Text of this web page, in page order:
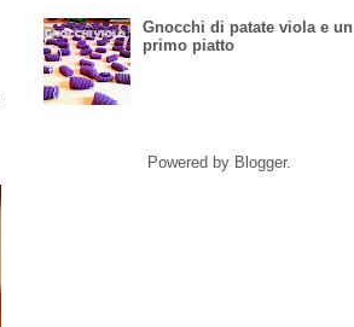
Gnocchi di patate viola e un
primo piatto
Powered by Blogger.